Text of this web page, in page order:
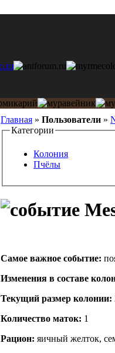
Главная » Пользователи »
Категории
Колония
Пчёлы
Самое важное событие:
Изменения в составе
Текущий размер кoлонии:
Количество маток: 1
Рацион: яичный желток,